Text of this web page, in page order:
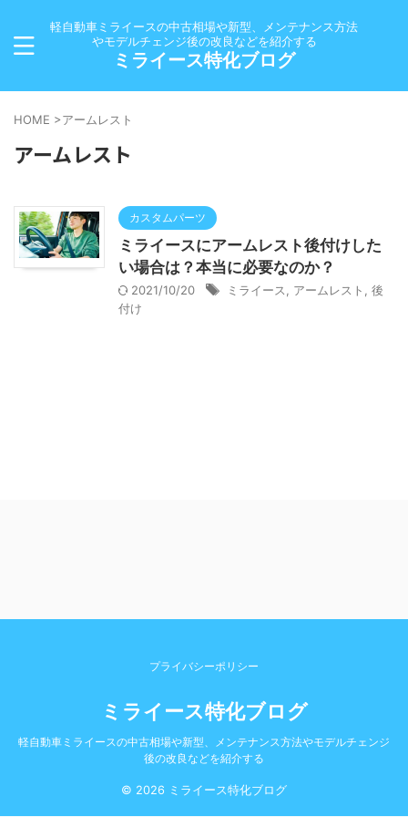
軽自動車ミライースの中古相場や新型、メンテナンス方法
やモデルチェンジ後の改良などを紹介する
ミライース特化ブログ
HOME >アームレスト
アームレスト
カスタムパーツ
ミライースにアームレスト後付けした
い場合は？本当に必要なのか？
2021/10/20 ミライース アームレスト
後
付け
プライバシーポリシー
ミライース特化ブログ
軽自動車ミライースの中古相場や新型、メンテナンス方法やモデルチェンジ
後の改良などを紹介する
© 2026 ミライース特化ブログ